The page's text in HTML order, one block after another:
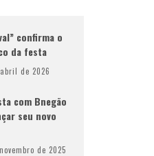
confirma o
da festa
de 2026
com Bnegão
seu novo
de 2025